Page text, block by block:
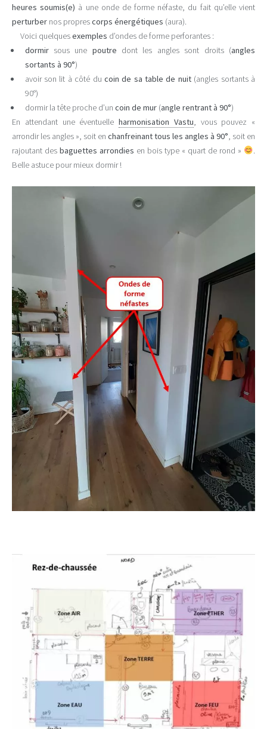
heures soumis(e) à une onde de forme néfaste, du fait qu’elle vient
perturber nos proprescorps énergétiques (aura).
Voici quelquesexemples d’ondes de forme perforantes :
dormirsous une poutre dont les angles sont droits (angles
sortants à 90°)
avoir son lit à côté du coin de sa table de nuit(angles sortants à
90°)
dormir la tête proche d’un coin de mur(angle rentrant à 90°)
En attendant une éventuelle harmonisation Vastu, vous pouvez «
arrondir les angles », soit en chanfreinant tous les angles à 90°, soit en
rajoutant des baguettes arrondies en bois type « quart de rond »
.
Belle astuce pour mieux dormir !